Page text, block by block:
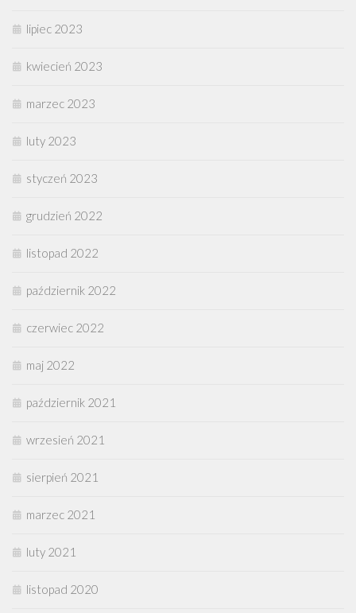
lipiec 2023
kwiecień 2023
marzec 2023
luty 2023
styczeń 2023
grudzień 2022
listopad 2022
październik 2022
czerwiec 2022
maj 2022
październik 2021
wrzesień 2021
sierpień 2021
marzec 2021
luty 2021
listopad 2020